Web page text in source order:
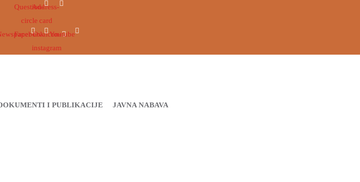
Question-
circle
Address-
card
FacebookOvaicon-
instagram
Youtube
I PUBLIKACIJE JAVNA NABAVA